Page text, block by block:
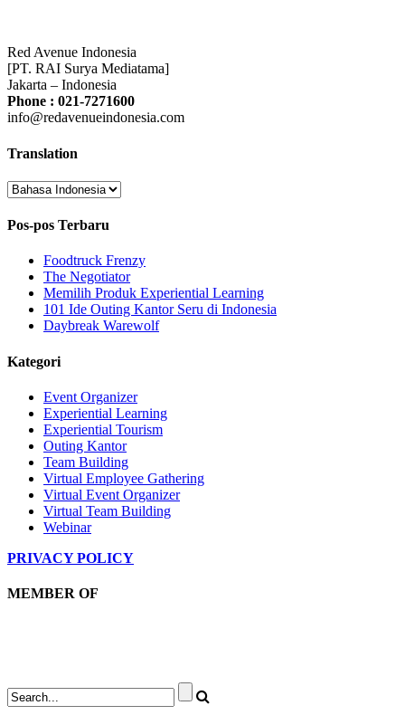
Red Avenue Indonesia
[PT. RAI Surya Mediatama]
Jakarta – Indonesia
Phone : 021-7271600
info@redavenueindonesia.com
Translation
Pos-pos Terbaru
Foodtruck Frenzy
The Negotiator
Memilih Produk Experiential Learning
101 Ide Outing Kantor Seru di Indonesia
Daybreak Warewolf
Kategori
Event Organizer
Experiential Learning
Experiential Tourism
Outing Kantor
Team Building
Virtual Employee Gathering
Virtual Event Organizer
Virtual Team Building
Webinar
PRIVACY POLICY
MEMBER OF